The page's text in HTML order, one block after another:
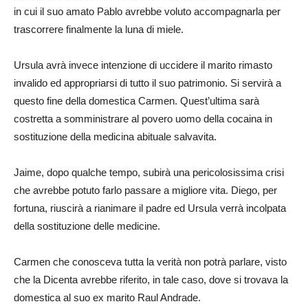
in cui il suo amato Pablo avrebbe voluto accompagnarla per
trascorrere finalmente la luna di miele.
Ursula avrà invece intenzione di uccidere il marito rimasto
invalido ed appropriarsi di tutto il suo patrimonio. Si servirà a
questo fine della domestica Carmen. Quest’ultima sarà
costretta a somministrare al povero uomo della cocaina in
sostituzione della medicina abituale salvavita.
Jaime, dopo qualche tempo, subirà una pericolosissima crisi
che avrebbe potuto farlo passare a migliore vita. Diego, per
fortuna, riuscirà a rianimare il padre ed Ursula verrà incolpata
della sostituzione delle medicine.
Carmen che conosceva tutta la verità non potrà parlare, visto
che la Dicenta avrebbe riferito, in tale caso, dove si trovava la
domestica al suo ex marito Raul Andrade.